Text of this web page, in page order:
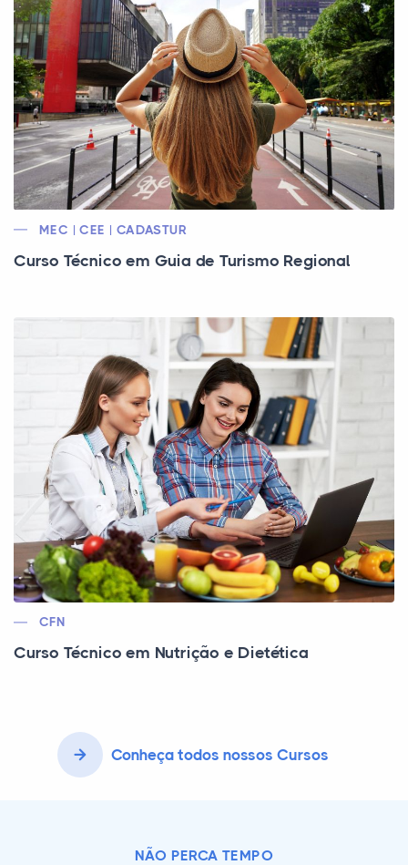
MEC | CEE | CADASTUR
Curso Técnico em Guia de Turismo Regional
CFN
Curso Técnico em Nutrição e Dietética
Conheça todos nossos Cursos
NÃO PERCA TEMPO